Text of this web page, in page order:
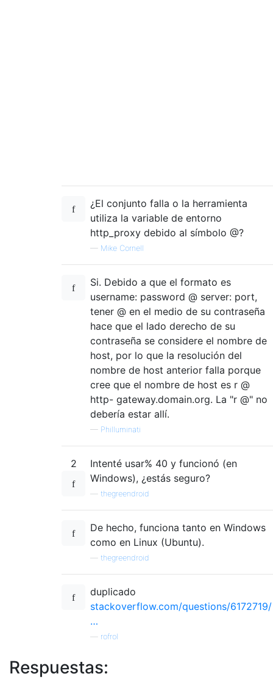
¿El conjunto falla o la herramienta
utiliza la variable de entorno
http_proxy debido al símbolo @?
— Mike Cornell
Si. Debido a que el formato es
username: password @ server: port,
tener @ en el medio de su contraseña
hace que el lado derecho de su
contraseña se considere el nombre de
host, por lo que la resolución del
nombre de host anterior falla porque
cree que el nombre de host es r @
http- gateway.domain.org. La "r @" no
debería estar allí.
— Philluminati
2
Intenté usar% 40 y funcionó (en
Windows), ¿estás seguro?
thegreendroid
De hecho, funciona tanto en Windows
como en Linux (Ubuntu).
thegreendroid
duplicado
stackoverflow.com/questions/6172719/
…
rofrol
Respuestas: